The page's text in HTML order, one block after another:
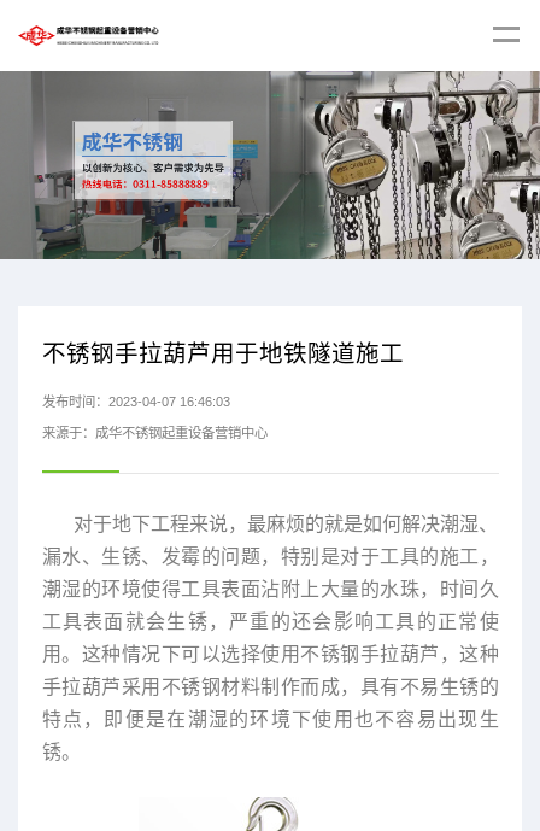
不锈钢手拉葫芦用于地铁隧道施工
发布时间：2023-04-07 16:46:03
来源于：成华不锈钢起重设备营销中心
对于地下工程来说，最麻烦的就是如何解决潮湿、
漏水、生锈、发霉的问题，特别是对于工具的施工，
潮湿的环境使得工具表面沾附上大量的水珠，时间久
工具表面就会生锈，严重的还会影响工具的正常使
用。这种情况下可以选择使用不锈钢手拉葫芦，这种
手拉葫芦采用不锈钢材料制作而成，具有不易生锈的
特点，即便是在潮湿的环境下使用也不容易出现生
锈。